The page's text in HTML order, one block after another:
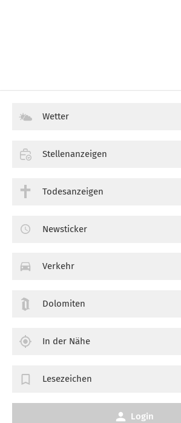
Wetter
Stellenanzeigen
Todesanzeigen
Newsticker
Verkehr
Dolomiten
In der Nähe
Lesezeichen
Login